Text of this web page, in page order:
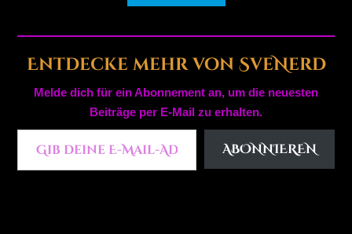
Entdecke mehr von SveNerd
Melde dich für ein Abonnement an, um die neuesten
Beiträge per E-Mail zu erhalten.
Gib deine E-Mail-Adresse ein ...
ABONNIEREN